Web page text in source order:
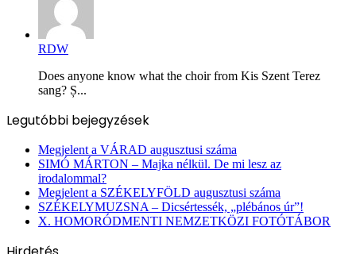
RDW
Does anyone know what the choir from Kis Szent Terez
sang? Ș...
Legutóbbi bejegyzések
Megjelent a VÁRAD augusztusi száma
SIMÓ MÁRTON – Majka nélkül. De mi lesz az
irodalommal?
Megjelent a SZÉKELYFÖLD augusztusi száma
SZÉKELYMUZSNA – Dicsértessék, „plébános úr”!
X. HOMORÓDMENTI NEMZETKÖZI FOTÓTÁBOR